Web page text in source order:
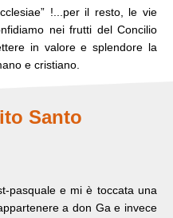
!...per il resto, le vie
nei frutti del Concilio
in valore e splendore la
e cristiano.
Santo
pasquale e mi è toccata una
a don Ga e invece